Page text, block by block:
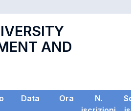
AND
Data Ora
N.